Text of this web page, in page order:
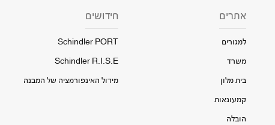
אתרים
למגורים
משרד
בית מלון
קמעונאות
הובלה
חידושים
Schindler PORT
Schindler R.I.S.E
מידול האינפורמציה של המבנה